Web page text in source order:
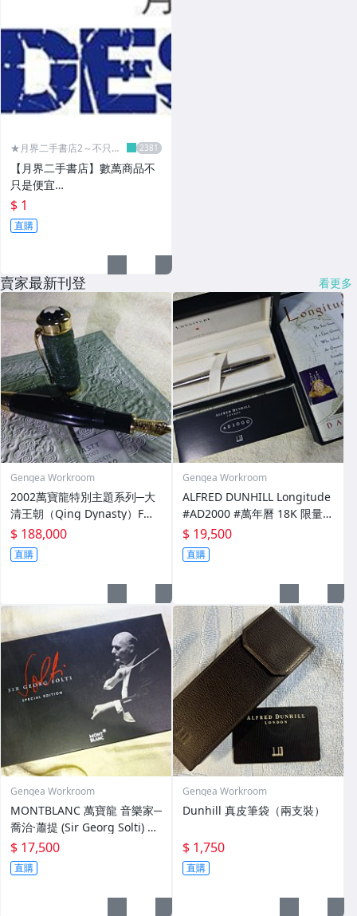
★月界二手書店2～不只是
【月界二手書店】數萬商品不
只是便宜…
$ 1
直購
賣家最新刊登 看更多
Gengea Workroom
2002萬寶龍特別主題系列─大
清王朝（Qing Dynasty）F尖
09**/2002
$ 188,000
直購
Gengea Workroom
ALFRED DUNHILL Longitude
#AD2000 #萬年曆 18K 限量鋼
筆 M尖
$ 19,500
直購
Gengea Workroom
MONTBLANC 萬寶龍 音樂家─
喬治·蕭提 (Sir Georg Solti) 鋼
筆 M 尖
$ 17,500
直購
Gengea Workroom
Dunhill 真皮筆袋（兩支裝）
$ 1,750
直購